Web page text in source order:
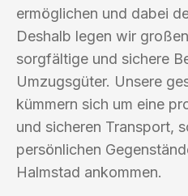
ermöglichen und dabei
Deshalb legen wir
sorgfältige und sichere
Umzugsgüter. Unsere
kümmern sich um eine
und sicheren Transport,
persönlichen
Halmstad ankommen.